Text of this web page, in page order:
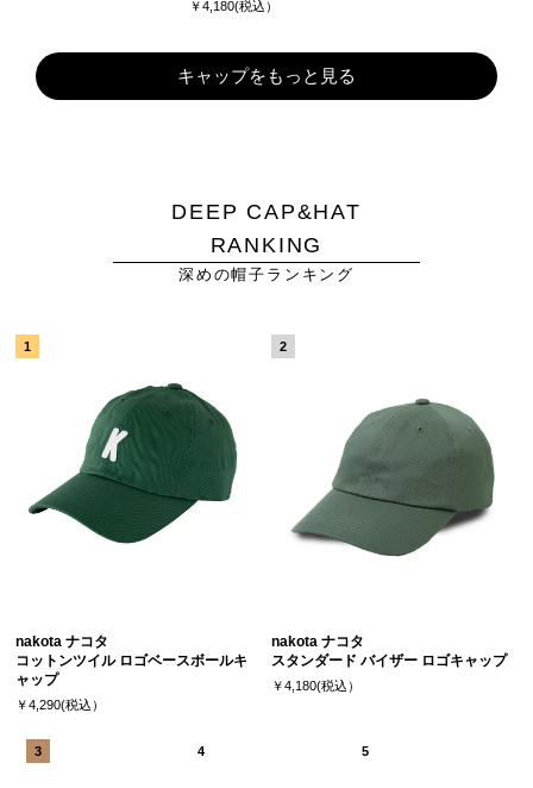
￥4,180(税込）
キャップをもっと見る
DEEP CAP&HAT
RANKING
深めの帽子ランキング
nakota ナコタ
コットンツイル ロゴベースボールキ
ャップ
￥4,290(税込）
nakota ナコタ
スタンダード バイザー ロゴキャップ
￥4,180(税込）